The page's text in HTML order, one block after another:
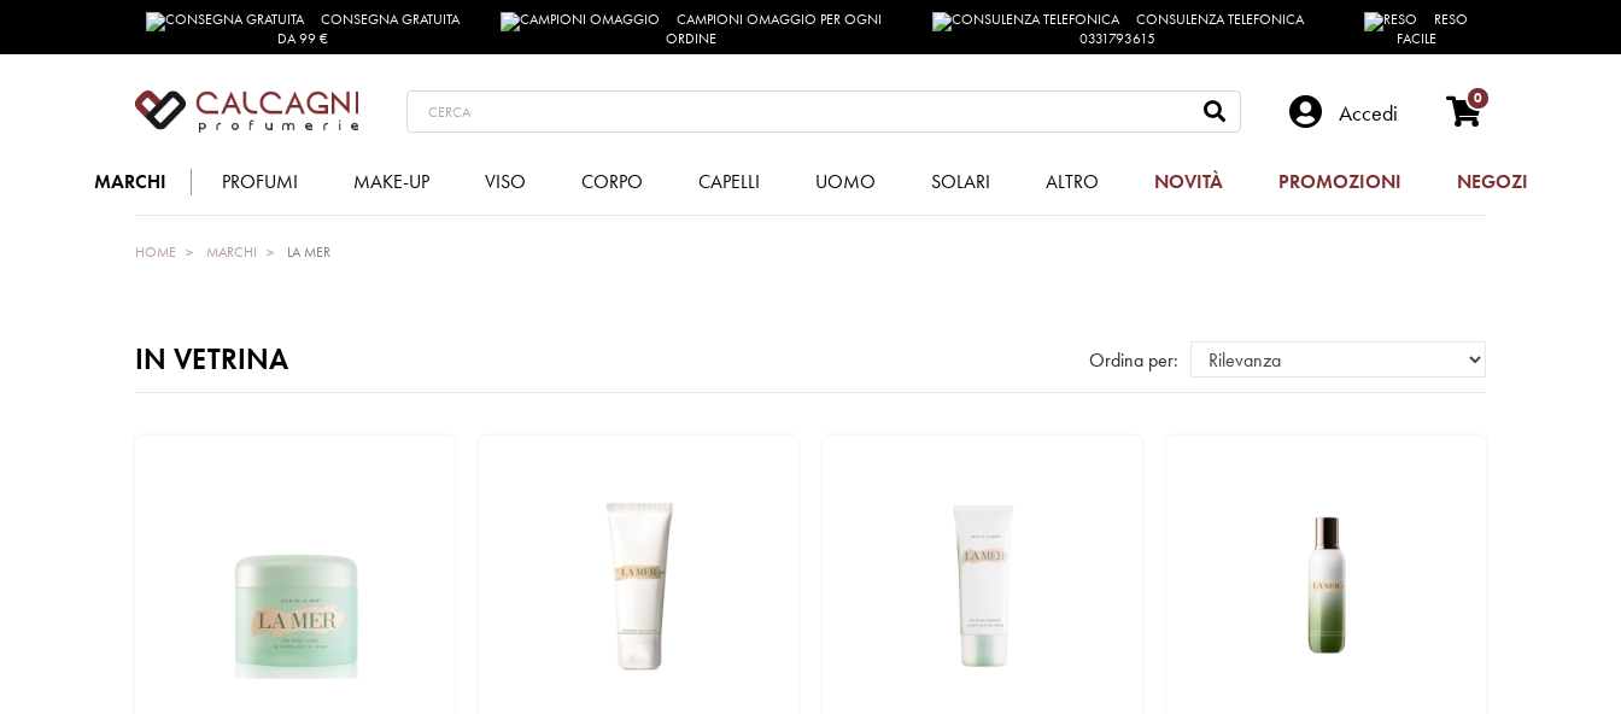
CONSEGNA GRATUITA
DA 99 €
CAMPIONI OMAGGIO PER OGNI
ORDINE
CONSULENZA TELEFONICA
0331793615
RESO
FACILE
Accedi
0
MARCHI PROFUMI MAKE-UP VISO CORPO CAPELLI UOMO SOLARI ALTRO NOVITÀ PROMOZIONI NEGOZI
HOME MARCHI LA MER
IN VETRINA Ordina per: